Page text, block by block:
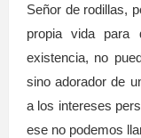
Señor de rodillas,
propia vida para
existencia, no
sino adorador de
a los intereses
ese no podemos